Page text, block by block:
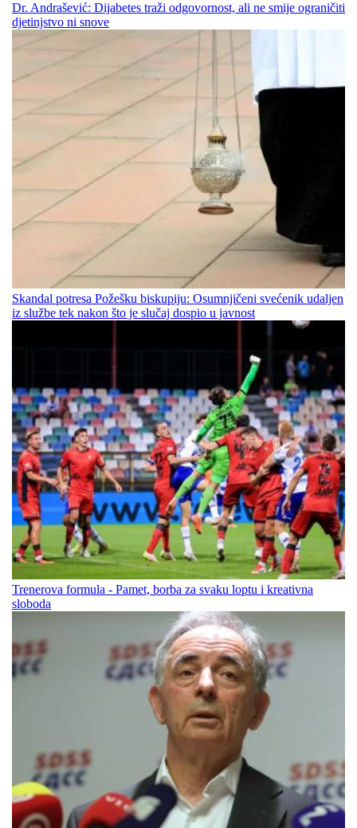
Dr. Andrašević: Dijabetes traži odgovornost, ali ne smije ograničiti
djetinjstvo ni snove
Skandal potresa Požešku biskupiju: Osumnjičeni svećenik udaljen
iz službe tek nakon što je slučaj dospio u javnost
Trenerova formula - Pamet, borba za svaku loptu i kreativna
sloboda